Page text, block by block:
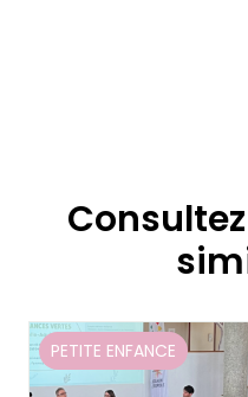
PETITE ENFANCE